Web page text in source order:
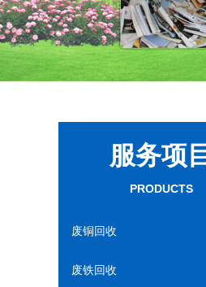
服务项目
PRODUCTS
废铜回收
废铁回收